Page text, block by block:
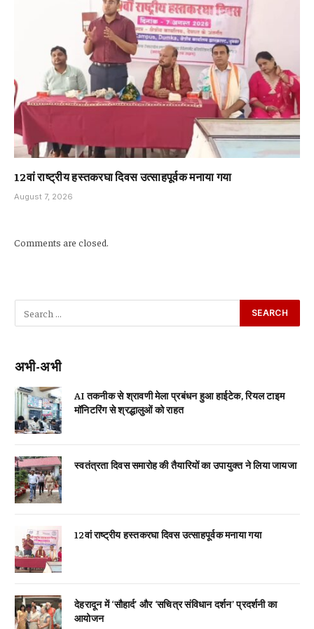
12वां राष्ट्रीय हस्तकरघा दिवस उत्साहपूर्वक मनाया गया
August 7, 2026
Comments are closed.
अभी-अभी
AI तकनीक से श्रावणी मेला प्रबंधन हुआ हाईटेक, रियल टाइम
मॉनिटरिंग से श्रद्धालुओं को राहत
स्वतंत्रता दिवस समारोह की तैयारियों का उपायुक्त ने लिया जायजा
12वां राष्ट्रीय हस्तकरघा दिवस उत्साहपूर्वक मनाया गया
देहरादून में ‘सौहार्द’ और ‘सचित्र संविधान दर्शन’ प्रदर्शनी का
आयोजन